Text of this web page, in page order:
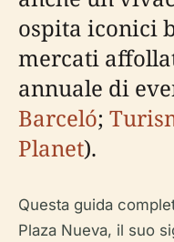
ospita iconici
mercati
annuale di
Barceló;
Planet).
Questa guida
Plaza Nueva, il suo